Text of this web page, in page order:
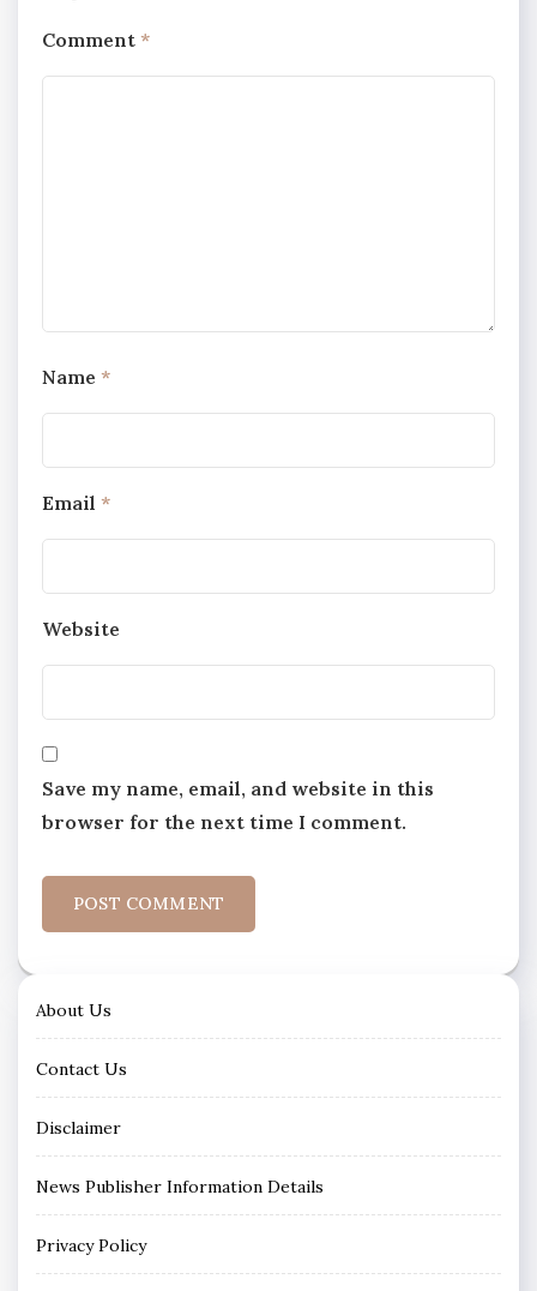
Comment *
Name *
Email *
Website
Save my name, email, and website in this
browser for the next time I comment.
About Us
Contact Us
Disclaimer
News Publisher Information Details
Privacy Policy